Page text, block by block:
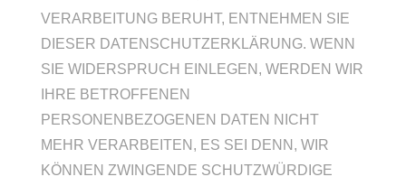
VERARBEITUNG BERUHT, ENTNEHMEN SIE
DIESER DATENSCHUTZERKLÄRUNG. WENN
SIE WIDERSPRUCH EINLEGEN, WERDEN WIR
IHRE BETROFFENEN
PERSONENBEZOGENEN DATEN NICHT
MEHR VERARBEITEN, ES SEI DENN, WIR
KÖNNEN ZWINGENDE SCHUTZWÜRDIGE